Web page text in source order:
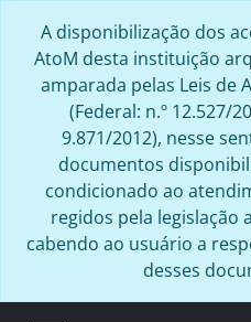
A disponibilização dos
AtoM desta instituição
amparada pelas Leis de
(Federal: n.º 12.527/
9.871/2012), nesse
documentos
condicionado ao
regidos pela legislação
cabendo ao usuário a
desses